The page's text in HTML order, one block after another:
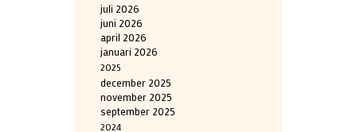
juli 2026
juni 2026
april 2026
januari 2026
2025
december 2025
november 2025
september 2025
2024